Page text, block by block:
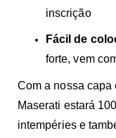
inscrição
Fácil de
forte, vem
Com a nossa capa
Maserati estará
intempéries e